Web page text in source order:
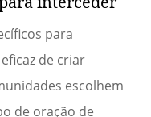
para
de criar
escolhem
de oração de